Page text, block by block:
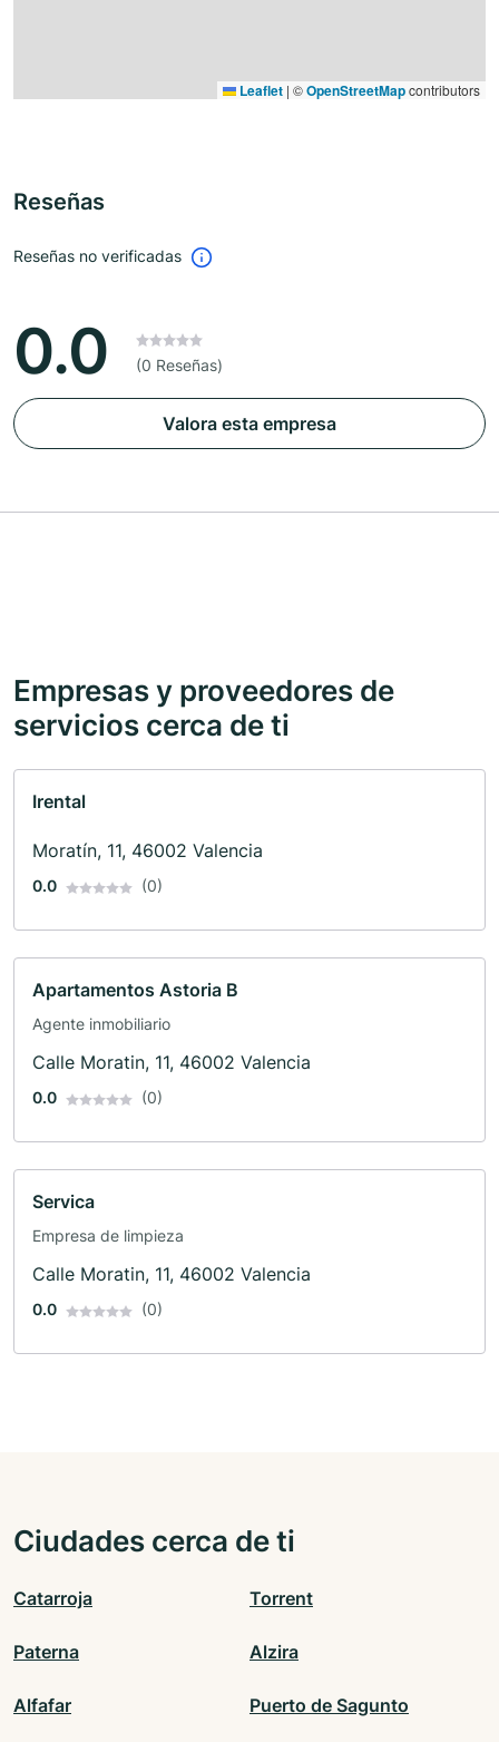
Leaflet | ©OpenStreetMapcontributors
Reseñas
Reseñas no verificadas
0.0 (0 Reseñas)
Valora esta empresa
Empresas y proveedores de
servicios cerca de ti
Irental
Moratín, 11, 46002 Valencia
0.0 (0)
Apartamentos Astoria B
Agente inmobiliario
Calle Moratin, 11, 46002 Valencia
0.0 (0)
Servica
Empresa de limpieza
Calle Moratin, 11, 46002 Valencia
0.0 (0)
Ciudades cerca de ti
Catarroja Torrent
Paterna Alzira
Alfafar Puerto de Sagunto